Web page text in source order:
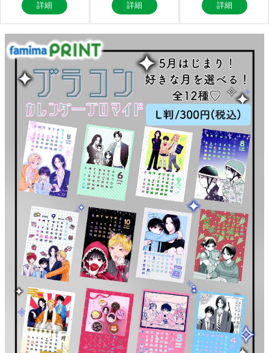
詳細 詳細 詳細